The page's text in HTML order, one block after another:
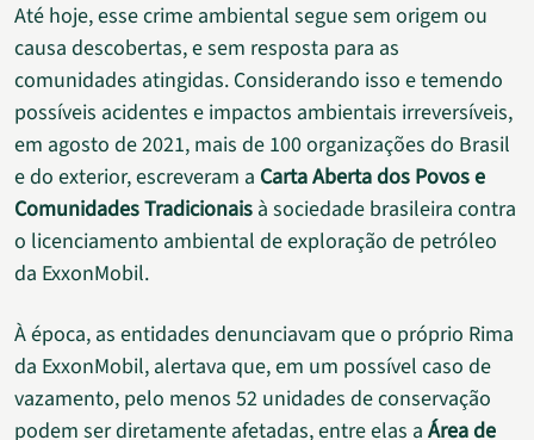
Até hoje, esse crime ambiental segue sem origem ou
causa descobertas, e sem resposta para as
comunidades atingidas. Considerando isso e temendo
possíveis acidentes e impactos ambientais irreversíveis,
em agosto de 2021, mais de 100 organizações do Brasil
e do exterior, escreveram a Carta Aberta dos Povos e
Comunidades Tradicionais à sociedade brasileira contra
o licenciamento ambiental de exploração de petróleo
da ExxonMobil.
À época, as entidades denunciavam que o próprio Rima
da ExxonMobil, alertava que, em um possível caso de
vazamento, pelo menos 52 unidades de conservação
podem ser diretamente afetadas, entre elas a Área de